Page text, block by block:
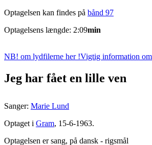
Optagelsen kan findes på bånd 97
Optagelsens længde: 2:09min
NB! om lydfilerne her !Vigtig information
Jeg har fået en lille ven
Sanger: Marie Lund
Optaget i Gram, 15-6-1963.
Optagelsen er sang, på dansk - rigsmål